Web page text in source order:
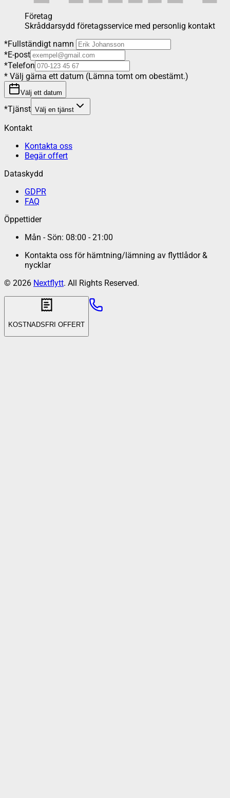
Företag
Skråddarsydd företagsservice med personlig kontakt
*Fullständigt namn
*E-post
*Telefon
* Välj gärna ett datum (Lämna tomt om obestämt.)
Välj ett datum
*Tjänst Välj en tjänst
Kontakt
Kontakta oss
Begär offert
Dataskydd
GDPR
FAQ
Öppettider
Mån - Sön: 08:00 - 21:00
Kontakta oss för hämtning/lämning av flyttlådor &
nycklar
© 2026 Nextflytt. All Rights Reserved.
KOSTNADSFRI OFFERT